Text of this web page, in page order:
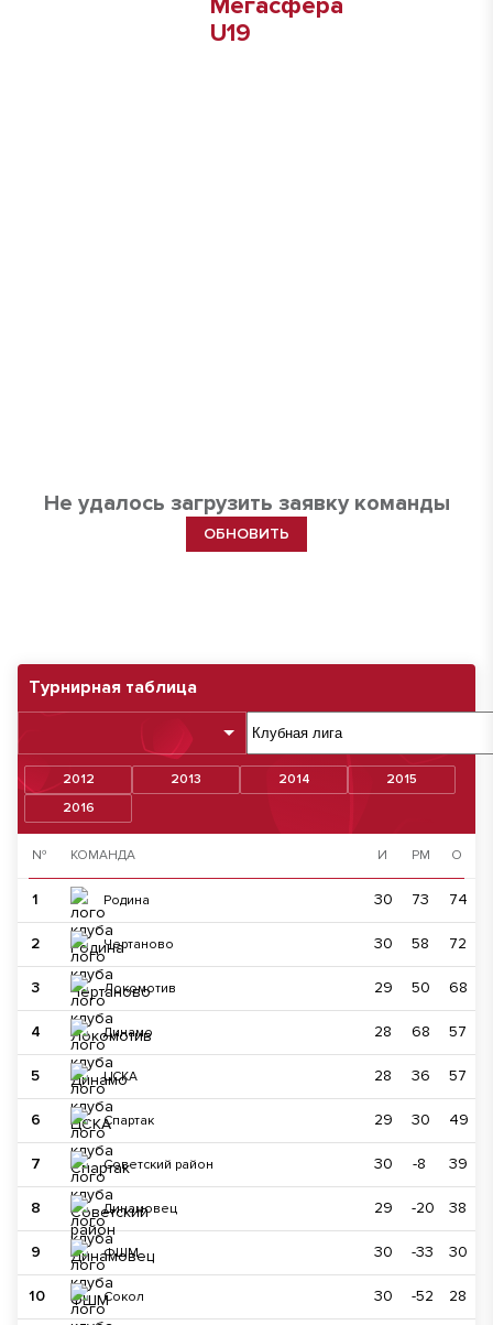
Турнирная таблица
2012 2013 2014
2015
2016
№ КОМАНДА И РМ О
1 Родина 30 73 74
2 Чертаново 30 58 72
3 Локомотив 29 50 68
4 Динамо 28 68 57
5 ЦСКА 28 36 57
6 Спартак 29 30 49
7 Советский район 30 -8 39
8 Динамовец 29 -20 38
9 ФШМ 30 -33 30
10 Сокол 30 -52 28
Не удалось загрузить заявку команды
ОБНОВИТЬ